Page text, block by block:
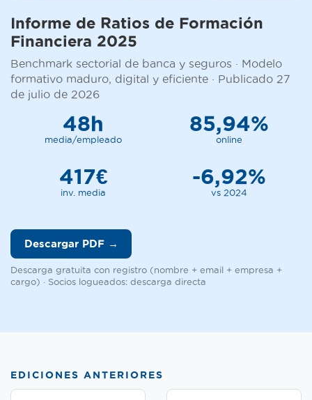
Informe de Ratios de Formación
Financiera 2025
Benchmark sectorial de banca y seguros · Modelo
formativo maduro, digital y eficiente · Publicado 27
de julio de 2026
48h
media/empleado
85,94%
online
417€
inv. media
-6,92%
vs 2024
Descargar PDF →
Descarga gratuita con registro (nombre + email + empresa +
cargo) · Socios logueados: descarga directa
EDICIONES ANTERIORES